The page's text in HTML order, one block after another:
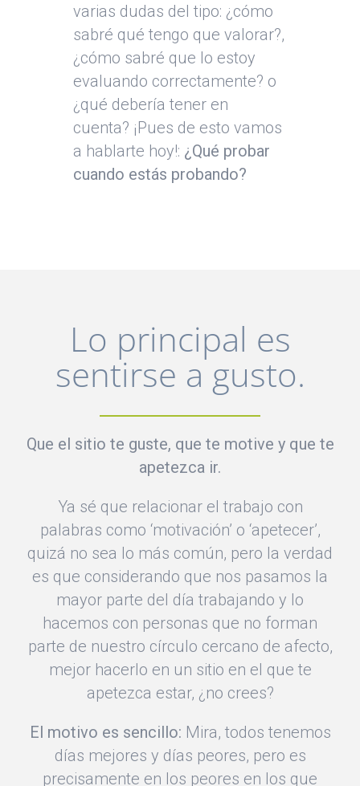
varias dudas del tipo: ¿cómo
sabré qué tengo que valorar?,
¿cómo sabré que lo estoy
evaluando correctamente? o
¿qué debería tener en
cuenta? ¡Pues de esto vamos
a hablarte hoy!: ¿Qué probar
cuando estás probando?
Lo principal es
sentirse a gusto.
Que el sitio te guste, que te motive y que te
apetezca ir.
Ya sé que relacionar el trabajo con
palabras como ‘motivación’ o ‘apetecer’,
quizá no sea lo más común, pero la verdad
es que considerando que nos pasamos la
mayor parte del día trabajando y lo
hacemos con personas que no forman
parte de nuestro círculo cercano de afecto,
mejor hacerlo en un sitio en el que te
apetezca estar, ¿no crees?
El motivo es sencillo: Mira, todos tenemos
días mejores y días peores, pero es
precisamente en los peores en los que